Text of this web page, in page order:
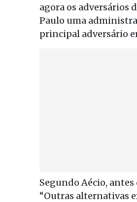
agora os adversários
Paulo uma
principal adversário
Segundo Aécio,
“Outras alternativas